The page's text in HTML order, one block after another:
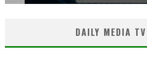
DAILY MEDIA TV